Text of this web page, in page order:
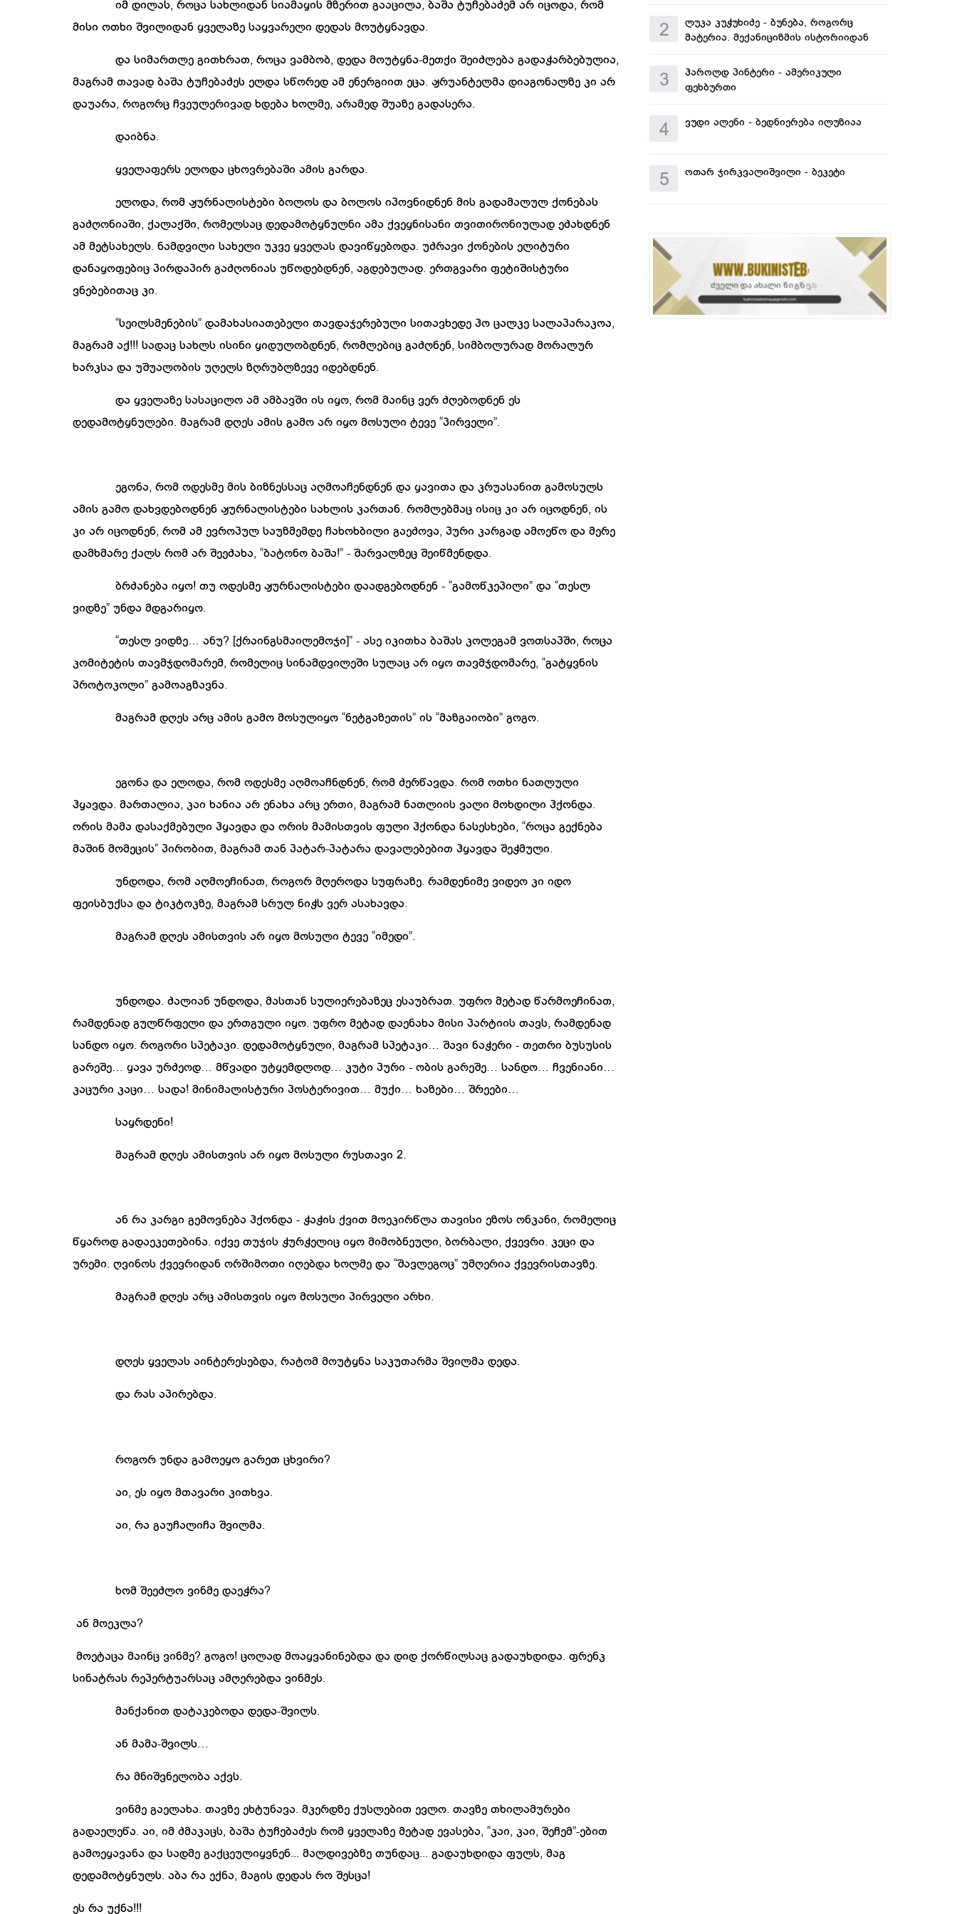
იმ დილას, როცა სახლიდან სიამაყის მზერით გააცილა, ბაშა ტუჩებაძემ არ იცოდა, რომ
მისი ოთხი შვილიდან ყველაზე საყვარელი დედას მოუტყნავდა.
და სიმართლე გითხრათ, როცა ვამბობ, დედა მოუტყნა-მეთქი შეიძლება გადაჭარბებულია,
მაგრამ თავად ბაშა ტუჩებაძეს ელდა სწორედ ამ ენერგიით ეცა. ჟრუანტელმა დიაგონალზე კი არ
დაუარა, როგორც ჩვეულერივად ხდება ხოლმე, არამედ შუაზე გადასერა.
დაიბნა.
ყველაფერს ელოდა ცხოვრებაში ამის გარდა.
ელოდა, რომ ჟურნალისტები ბოლოს და ბოლოს იპოვნიდნენ მის გადამალულ ქონებას
გაძღონიაში, ქალაქში, რომელსაც დედამოტყნულნი ამა ქვეყნისანი თვითირონიულად ეძახდნენ
ამ მეტსახელს. ნამდვილი სახელი უკვე ყველას დავიწყებოდა. უძრავი ქონების ელიტური
დანაყოფებიც პირდაპირ გაძღონიას უწოდებდნენ, აგდებულად. ერთგვარი ფეტიშისტური
ვნებებითაც კი.
“სეილსმენების” დამახასიათებელი თავდაჯერებული სითავხედე ჰო ცალკე სალაპარაკოა,
მაგრამ აქ!!! სადაც სახლს ისინი ყიდულობდნენ, რომლებიც გაძღნენ, სიმბოლურად მორალურ
ხარკსა და უშუალობის უღელს ზღრუბლზევე იდებდნენ.
და ყველაზე სასაცილო ამ ამბავში ის იყო, რომ მაინც ვერ ძღებოდნენ ეს
დედამოტყნულები. მაგრამ დღეს ამის გამო არ იყო მოსული ტევე “პირველი”.
ეგონა, რომ ოდესმე მის ბიზნესსაც აღმოაჩენდნენ და ყავითა და კრუასანით გამოსულს
ამის გამო დახვდებოდნენ ჟურნალისტები სახლის კართან. რომლებმაც ისიც კი არ იცოდნენ, ის
კი არ იცოდნენ, რომ ამ ევროპულ საუზმემდე ჩახოხბილი გაეძოვა, პური კარგად ამოეწო და მერე
დამხმარე ქალს რომ არ შეეძახა, “ბატონო ბაშა!” - შარვალზეც შეიწმენდდა.
ბრძანება იყო! თუ ოდესმე ჟურნალისტები დაადგებოდნენ - “გამოწკეპილი” და “თესლ
ვიდზე” უნდა მდგარიყო.
“თესლ ვიდზე… ანუ? [ქრაინგსმაილემოჯი]” - ასე იკითხა ბაშას კოლეგამ ვოთსაპში, როცა
კომიტეტის თავმჯდომარემ, რომელიც სინამდვილეში სულაც არ იყო თავმჯდომარე, “გატყვნის
პროტოკოლი” გამოაგზავნა.
მაგრამ დღეს არც ამის გამო მოსულიყო “ნეტგაზეთის” ის “მაზგაიობი” გოგო.
ეგონა და ელოდა, რომ ოდესმე აღმოაჩნდნენ, რომ ძერწავდა. რომ ოთხი ნათლული
ჰყავდა. მართალია, კაი ხანია არ ენახა არც ერთი, მაგრამ ნათლიის ვალი მოხდილი ჰქონდა.
ორის მამა დასაქმებული ჰყავდა და ორის მამისთვის ფული ჰქონდა ნასესხები, “როცა გექნება
მაშინ მომეცის” პირობით, მაგრამ თან პატარ-პატარა დავალებებით ჰყავდა შეჭმული.
უნდოდა, რომ აღმოეჩინათ, როგორ მღეროდა სუფრაზე. რამდენიმე ვიდეო კი იდო
ფეისბუქსა და ტიკტოკზე, მაგრამ სრულ ნიჭს ვერ ასახავდა.
მაგრამ დღეს ამისთვის არ იყო მოსული ტევე “იმედი”.
უნდოდა. ძალიან უნდოდა, მასთან სულიერებაზეც ესაუბრათ. უფრო მეტად წარმოეჩინათ,
რამდენად გულწრფელი და ერთგული იყო. უფრო მეტად დაენახა მისი პარტიის თავს, რამდენად
სანდო იყო. როგორი სპეტაკი. დედამოტყნული, მაგრამ სპეტაკი… შავი ნაჭერი - თეთრი ბუსუსის
გარეშე… ყავა ურძეოდ… მწვადი უტყემდლოდ… კუტი პური - ობის გარეშე… სანდო… ჩვენიანი…
კაცური კაცი… სადა! მინიმალისტური პოსტერივით… მუქი… ხაზები… შრეები…
საყრდენი!
მაგრამ დღეს ამისთვის არ იყო მოსული რუსთავი 2.
ან რა კარგი გემოვნება ჰქონდა - ჭაჭის ქვით მოეკირწლა თავისი ეზოს ონკანი, რომელიც
წყაროდ გადაეკეთებინა. იქვე თუჯის ჭურჭელიც იყო მიმობნეული, ბორბალი, ქვევრი. კეცი და
ურემი. ღვინოს ქვევრიდან ორშიმოთი იღებდა ხოლმე და “შავლეგოც” უმღერია ქვევრისთავზე.
მაგრამ დღეს არც ამისთვის იყო მოსული პირველი არხი.
დღეს ყველას აინტერესებდა, რატომ მოუტყნა საკუთარმა შვილმა დედა.
და რას აპირებდა.
როგორ უნდა გამოეყო გარეთ ცხვირი?
აი, ეს იყო მთავარი კითხვა.
აი, რა გაუჩალიჩა შვილმა.
ხომ შეეძლო ვინმე დაეჭრა?
ან მოეკლა?
მოეტაცა მაინც ვინმე? გოგო! ცოლად მოაყვანინებდა და დიდ ქორწილსაც გადაუხდიდა. ფრენკ
სინატრას რეპერტუარსაც ამღერებდა ვინმეს.
მანქანით დატაკებოდა დედა-შვილს.
ან მამა-შვილს…
რა მნიშვნელობა აქვს.
ვინმე გაელახა. თავზე ეხტუნავა. მკერდზე ქუსლებით ევლო. თავზე თხილამურები
გადაელეწა. აი, იმ ძმაკაცს, ბაშა ტუჩებაძეს რომ ყველაზე მეტად ევასება, “კაი, კაი, შეჩემ”-ებით
გამოეყავანა და სადმე გაქცეულიყვნენ... მალდივებზე თუნდაც... გადაუხდიდა ფულს, მაგ
დედამოტყნულს. აბა რა ექნა, მაგის დედას რო შესცა!
ეს რა უქნა!!!
2
ლუკა კუჭუხიძე - ბუნება, როგორც
მატერია. მექანიციზმის ისტორიიდან
3
ჰაროლდ პინტერი - ამერიკული
ფეხბურთი
4 ვუდი ალენი - ბედნიერება ილუზიაა
5 ოთარ ჯირკვალიშვილი - ბეკეტი